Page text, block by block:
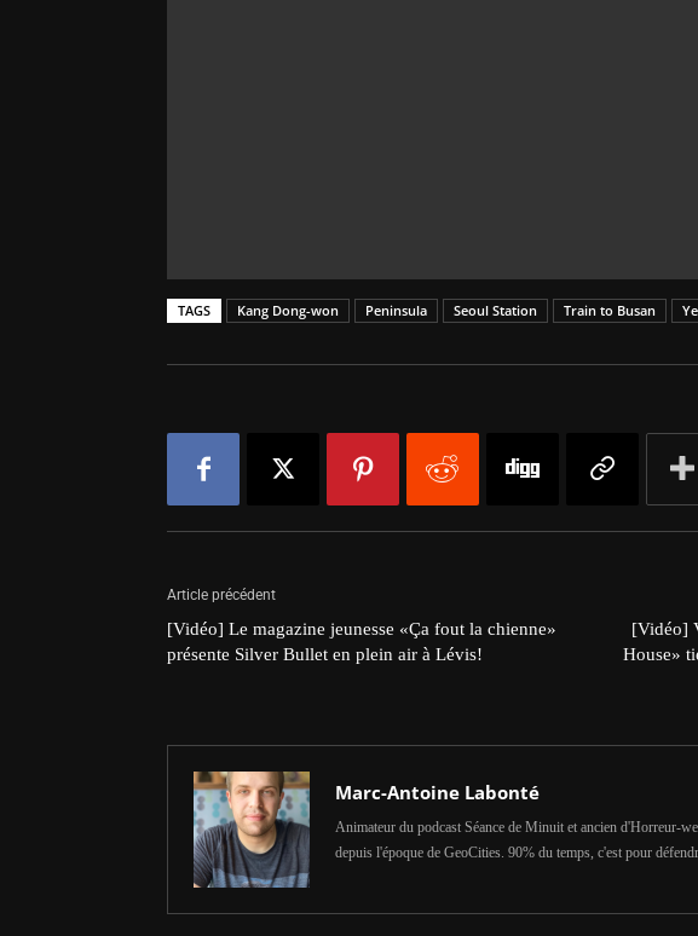
TAGS Kang Dong-won Peninsula Seoul Station Train to Busan
Article précédent
[Vidéo] Le magazine jeunesse «Ça fout la chienne»
présente Silver Bullet en plein air à Lévis!
[Vidéo]
House»
Marc-Antoine Labonté
Animateur du podcast Séance de Minuit et ancien d'Horreur-
depuis l'époque de GeoCities. 90% du temps, c'est pour